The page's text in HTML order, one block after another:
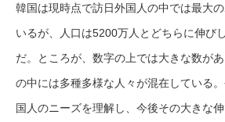
韓国は現時点で訪日外国人の中では最大
いるが、人口は5200万人とどちらに伸び
だ。ところが、数字の上では大きな数が
の中には多種多様な人々が混在している
国人のニーズを理解し、今後その大きな